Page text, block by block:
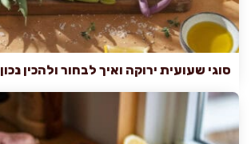
סוגי שעועית ירוקה ואיך לבחור ולהכין נכון